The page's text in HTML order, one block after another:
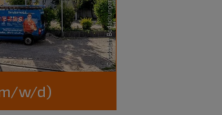
w/d)